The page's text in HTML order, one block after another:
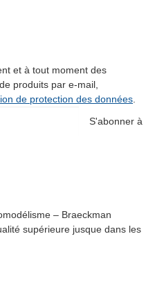
et à tout moment des
produits par e-mail,
de protection des données
S'abonner à
– Braeckman
supérieure jusque dans les